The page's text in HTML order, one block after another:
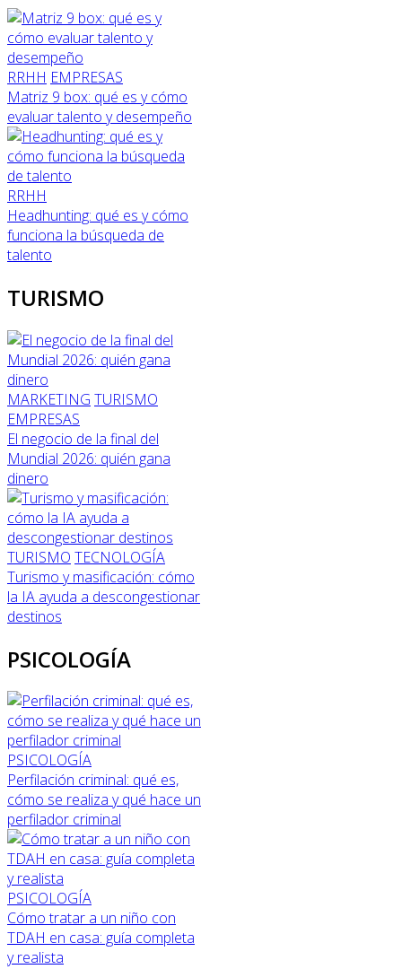
RRHH EMPRESAS
Matriz 9 box: qué es y cómo
evaluar talento y desempeño
RRHH
Headhunting: qué es y cómo
funciona la búsqueda de
talento
TURISMO
MARKETING TURISMO
EMPRESAS
El negocio de la final del
Mundial 2026: quién gana
dinero
TURISMO TECNOLOGÍA
Turismo y masificación: cómo
la IA ayuda a descongestionar
destinos
PSICOLOGÍA
PSICOLOGÍA
Perfilación criminal: qué es,
cómo se realiza y qué hace un
perfilador criminal
PSICOLOGÍA
Cómo tratar a un niño con
TDAH en casa: guía completa
y realista